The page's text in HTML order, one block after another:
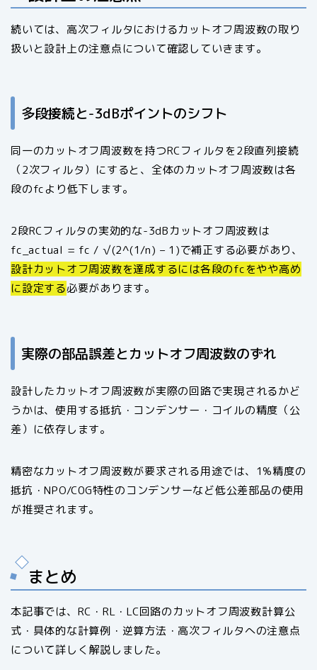
続いては、高次フィルタにおけるカットオフ周波数の取り
扱いと設計上の注意点について確認していきます。
多段接続と-3dBポイントのシフト
同一のカットオフ周波数を持つRCフィルタを2段直列接続
（2次フィルタ）にすると、全体のカットオフ周波数は各
段のfcより低下します。
2段RCフィルタの実効的な-3dBカットオフ周波数は
fc_actual = fc / √(2^(1/n) – 1)で補正する必要があり、
設計カットオフ周波数を達成するには各段のfcをやや高め
に設定する必要があります。
実際の部品誤差とカットオフ周波数のずれ
設計したカットオフ周波数が実際の回路で実現されるかど
うかは、使用する抵抗・コンデンサー・コイルの精度（公
差）に依存します。
精密なカットオフ周波数が要求される用途では、1%精度の
抵抗・NPO/C0G特性のコンデンサーなど低公差部品の使用
が推奨されます。
まとめ
本記事では、RC・RL・LC回路のカットオフ周波数計算公
式・具体的な計算例・逆算方法・高次フィルタへの注意点
について詳しく解説しました。